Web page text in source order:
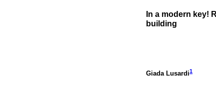
In a modern key!
building
Giada Lusardi1